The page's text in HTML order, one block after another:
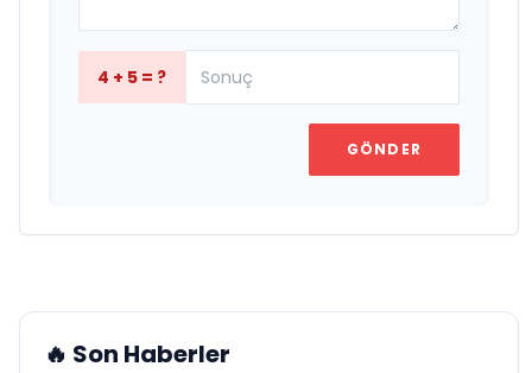
4 + 5 = ?
GÖNDER
🔥 Son Haberler